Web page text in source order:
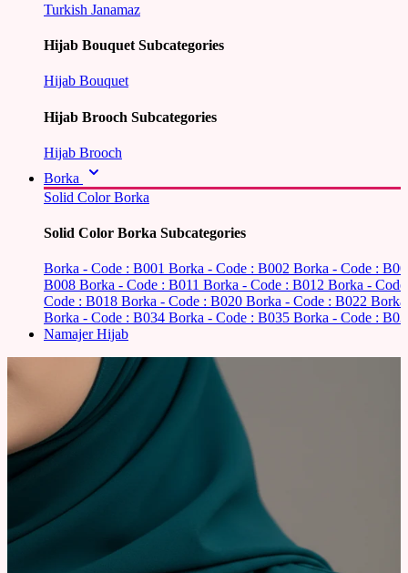
Turkish Janamaz
Hijab Bouquet Subcategories
Hijab Bouquet
Hijab Brooch Subcategories
Hijab Brooch
Borka
Solid Color Borka
Solid Color Borka Subcategories
Borka - Code : B001 Borka - Code : B002 Borka - Code :
B008 Borka - Code : B011 Borka - Code : B012 Borka -
Code : B018 Borka - Code : B020 Borka - Code : B022
Borka - Code : B034 Borka - Code : B035 Borka - Code :
Namajer Hijab